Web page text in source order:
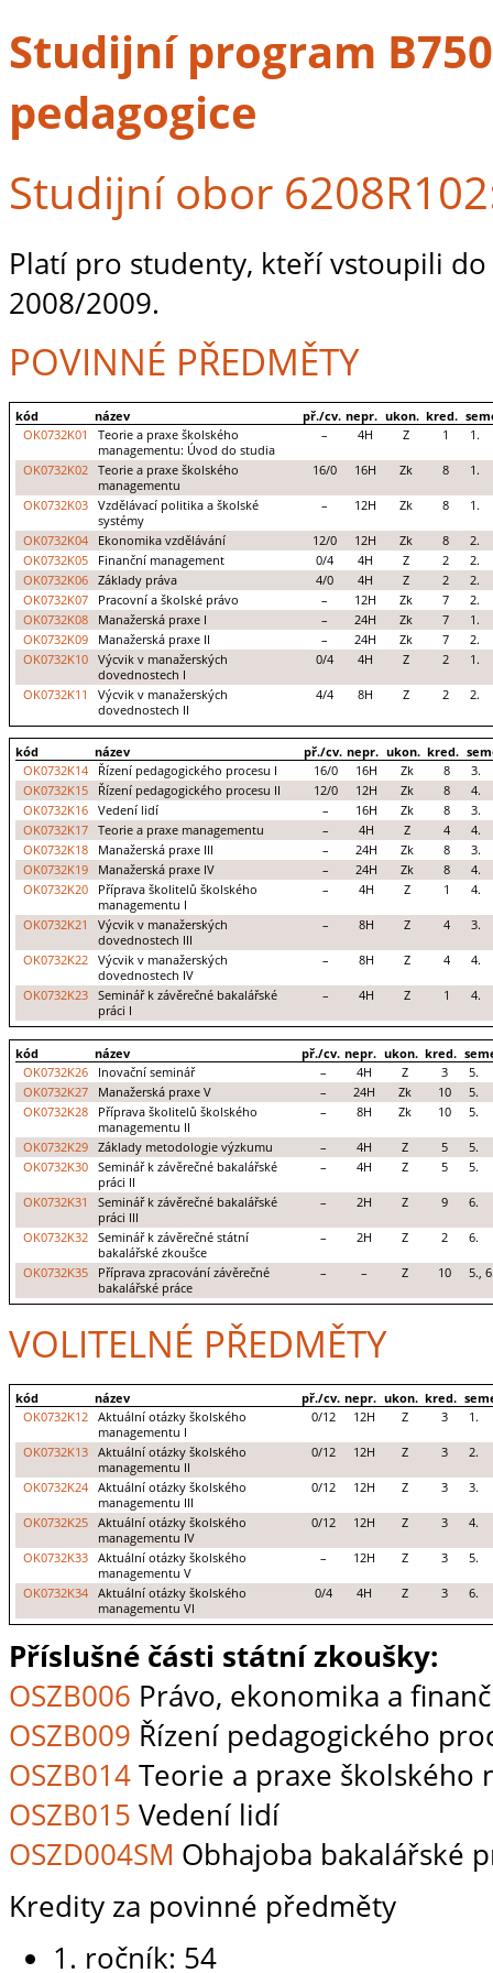
Studijní program
pedagogice
Studijní obor
Platí pro studenty, kteří vstoupili
2008/2009.
POVINNÉ PŘEDMĚTY
kód název př./cv. nepr. ukon. kred.
OK0732K01
Teorie a praxe školského
managementu: Úvod do studia
– 4H Z 1 1.
OK0732K02
Teorie a praxe školského
managementu
16/0 16H Zk 8 1.
OK0732K03
Vzdělávací politika a školské
systémy
– 12H Zk 8 1.
OK0732K04 Ekonomika vzdělávání 12/0 12H Zk 8
2.
OK0732K05
Finanční management 0/4 4H Z 2
2.
OK0732K06
Základy práva 4/0 4H Z 2
2.
OK0732K07
Pracovní a školské právo – 12H Zk 7
2.
OK0732K08
Manažerská praxe I – 24H Zk 7
1.
OK0732K09
Manažerská praxe II – 24H Zk 7
2.
OK0732K10
Výcvik v manažerských
dovednostech I
0/4 4H Z 2 1.
OK0732K11
Výcvik v manažerských
dovednostech II
4/4 8H Z 2 2.
kód název př./cv. nepr. ukon. kred.
OK0732K14
Řízení pedagogického procesu I 16/0 16H Zk 8
3.
OK0732K15
Řízení pedagogického procesu II 12/0 12H Zk 8
4.
OK0732K16
Vedení lidí – 16H Zk 8
3.
OK0732K17
Teorie a praxe managementu – 4H Z 4
4.
OK0732K18
Manažerská praxe III – 24H Zk 8
3.
OK0732K19
Manažerská praxe IV – 24H Zk 8
4.
OK0732K20
Příprava školitelů školského
managementu I
– 4H Z 1 4.
OK0732K21
Výcvik v manažerských
dovednostech III
– 8H Z 4 3.
OK0732K22
Výcvik v manažerských
dovednostech IV
– 8H Z 4 4.
OK0732K23
Seminář k závěrečné bakalářské
práci I
– 4H Z 1 4.
kód název př./cv. nepr. ukon. kred.
OK0732K26
Inovační seminář – 4H Z 3
5.
OK0732K27
Manažerská praxe V – 24H Zk 10
5.
OK0732K28
Příprava školitelů školského
managementu II
– 8H Zk 10 5.
OK0732K29 Základy metodologie výzkumu – 4H Z 5
5.
OK0732K30
Seminář k závěrečné bakalářské
práci II
– 4H Z 5 5.
OK0732K31
Seminář k závěrečné bakalářské
práci III
– 2H Z 9 6.
OK0732K32
Seminář k závěrečné státní
bakalářské zkoušce
– 2H Z 2 6.
OK0732K35
Příprava zpracování závěrečné
bakalářské práce
– – Z 10 5.,
VOLITELNÉ PŘEDMĚTY
kód název př./cv. nepr. ukon. kred.
OK0732K12
Aktuální otázky školského
managementu I
0/12 12H Z 3 1.
OK0732K13
Aktuální otázky školského
managementu II
0/12 12H Z 3 2.
OK0732K24
Aktuální otázky školského
managementu III
0/12 12H Z 3 3.
OK0732K25
Aktuální otázky školského
managementu IV
0/12 12H Z 3 4.
OK0732K33
Aktuální otázky školského
managementu V
– 12H Z 3 5.
OK0732K34
Aktuální otázky školského
managementu VI
0/4 4H Z 3 6.
Příslušné části státní zkoušky:
OSZB006 Právo, ekonomika a
OSZB009 Řízení pedagogického
OSZB014Teorie a praxe školského
OSZB015 Vedení lidí
OSZD004SM Obhajoba bakalářské
Kredity za povinné předměty
1. ročník: 54